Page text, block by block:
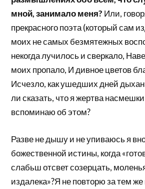
мной, занимало меня? Или,
прекрасного поэта (который сам
моих не самых безмятежных
некогда лучилось и сверкало,
моих пропало, И дивное цветов
Исчезло, как ушедших дней
ли сказать, что я жертва
вспоминаю об этом?
Разве не дышу и не упиваюсь я
божественной истины, когда
слабьш отсвет созерцать,
издалека»?Я не повторю за тем